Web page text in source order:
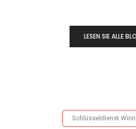
LESEN SIE ALLE
Schlüsseldienst